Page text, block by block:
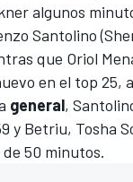
algunos
Santolino
que Oriol
en el top 25,
general,
y Betriu, Tosha
de 50 minutos.